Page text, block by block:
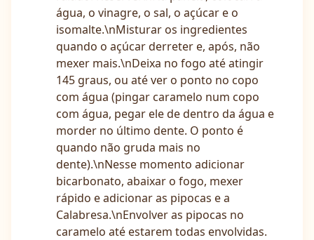
água, o vinagre, o sal, o açúcar e o
isomalte.\nMisturar os ingredientes
quando o açúcar derreter e, após, não
mexer mais.\nDeixa no fogo até atingir
145 graus, ou até ver o ponto no copo
com água (pingar caramelo num copo
com água, pegar ele de dentro da água e
morder no último dente. O ponto é
quando não gruda mais no
dente).\nNesse momento adicionar
bicarbonato, abaixar o fogo, mexer
rápido e adicionar as pipocas e a
Calabresa.\nEnvolver as pipocas no
caramelo até estarem todas envolvidas.